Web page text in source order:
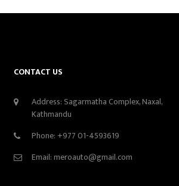
CONTACT US
Address: Sagarmatha Complex, Naxal,
Kathmandu
Phone: +977 01-4593619
Email:meroauto@gmail.com